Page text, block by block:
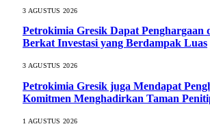
3 AGUSTUS 2026
Petrokimia Gresik Dapat Penghargaan
Berkat Investasi yang Berdampak Luas
3 AGUSTUS 2026
Petrokimia Gresik juga Mendapat
Komitmen Menghadirkan Taman
1 AGUSTUS 2026